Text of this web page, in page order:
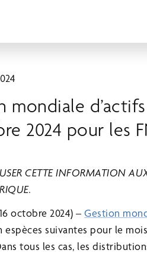
mondiale
2024 pour les
CETTE INFORMATION
octobre 2024) –Gestion
espèces suivantes pour le
tous les cas, les